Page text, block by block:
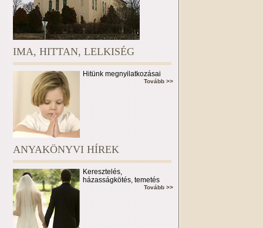
IMA, HITTAN, LELKISÉG
Hitünk megnyilatkozásai
Tovább >>
ANYAKÖNYVI HÍREK
Keresztelés,
házasságkötés, temetés
Tovább >>